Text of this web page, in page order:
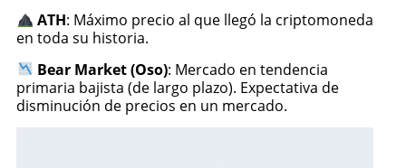
ATH: Máximo precio al que llegó la criptomoneda
en toda su historia.
Bear Market (Oso): Mercado en tendencia
primaria bajista (de largo plazo). Expectativa de
disminución de precios en un mercado.